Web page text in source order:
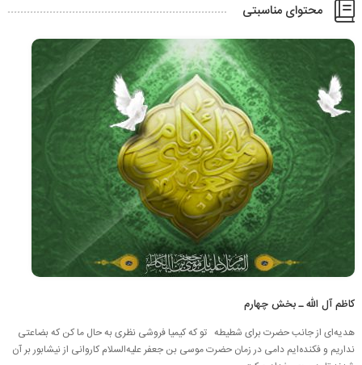
محتوای مناسبتی
کاظم آل الله ـ بخش چهارم
هدیه‌ای از جانب حضرت برای شطیطه تو که کیمیا فروشی نظری به حال ما کن که بضاعتی
نداریم و فکنده‌ایم دامی‏ در زمان حضرت موسی بن جعفر علیه‌السلام کاروانی از نیشابور بر آن